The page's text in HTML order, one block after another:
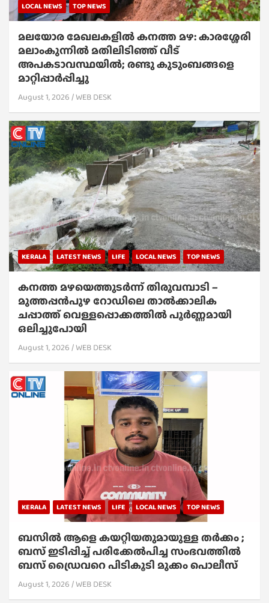
LOCAL NEWS TOP NEWS
മലയോര മേഖലകളിൽ കനത്ത മഴ: കാരശ്ശേരി
മലാംകുന്നിൽ മതിലിടിഞ്ഞ് വീട്
അപകടാവസ്ഥയിൽ; രണ്ടു കുടുംബങ്ങളെ
മാറ്റിപ്പാർപ്പിച്ചു
August 1, 2026 WEB DESK
KERALA LATEST NEWS LIFE LOCAL NEWS TOP NEWS
കനത്ത മഴയെത്തുടർന്ന് തിരുവമ്പാടി –
മുത്തപ്പൻപുഴ റോഡിലെ താൽക്കാലിക
ചപ്പാത്ത് വെള്ളപ്പൊക്കത്തിൽ പൂർണ്ണമായി
ഒലിച്ചുപോയി
August 1, 2026 WEB DESK
KERALA LATEST NEWS LIFE LOCAL NEWS TOP NEWS
ബസിൽ ആളെ കയറ്റിയതുമായുള്ള തർക്കം ;
ബസ് ഇടിപ്പിച്ച് പരിക്കേൽപിച്ച സംഭവത്തിൽ
ബസ് ഡ്രൈവറെ പിടികൂടി മുക്കം പൊലീസ്
August 1, 2026 WEB DESK